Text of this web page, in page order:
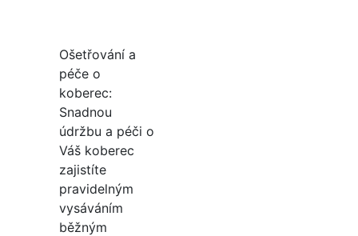
Ošetřování a
péče o
koberec:
Snadnou
údržbu a péči o
Váš koberec
zajistíte
pravidelným
vysáváním
běžným